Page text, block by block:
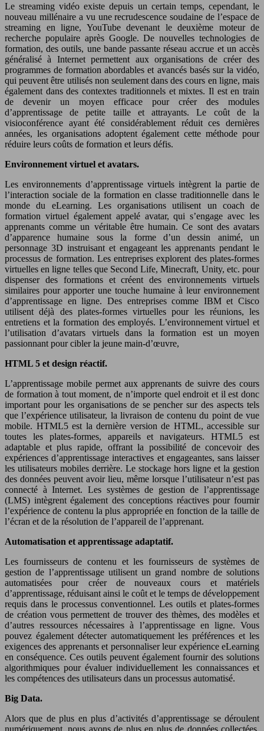
Le streaming vidéo existe depuis un certain temps, cependant, le
nouveau millénaire a vu une recrudescence soudaine de l’espace de
streaming en ligne, YouTube devenant le deuxième moteur de
recherche populaire après Google. De nouvelles technologies de
formation, des outils, une bande passante réseau accrue et un accès
généralisé à Internet permettent aux organisations de créer des
programmes de formation abordables et avancés basés sur la vidéo,
qui peuvent être utilisés non seulement dans des cours en ligne, mais
également dans des contextes traditionnels et mixtes. Il est en train
de devenir un moyen efficace pour créer des modules
d’apprentissage de petite taille et attrayants. Le coût de la
visioconférence ayant été considérablement réduit ces dernières
années, les organisations adoptent également cette méthode pour
réduire leurs coûts de formation et leurs défis.
Environnement virtuel et avatars.
Les environnements d’apprentissage virtuels intègrent la partie de
l’interaction sociale de la formation en classe traditionnelle dans le
monde du eLearning. Les organisations utilisent un coach de
formation virtuel également appelé avatar, qui s’engage avec les
apprenants comme un véritable être humain. Ce sont des avatars
d’apparence humaine sous la forme d’un dessin animé, un
personnage 3D instruisant et engageant les apprenants pendant le
processus de formation. Les entreprises explorent des plates-formes
virtuelles en ligne telles que Second Life, Minecraft, Unity, etc. pour
dispenser des formations et créent des environnements virtuels
similaires pour apporter une touche humaine à leur environnement
d’apprentissage en ligne. Des entreprises comme IBM et Cisco
utilisent déjà des plates-formes virtuelles pour les réunions, les
entretiens et la formation des employés. L’environnement virtuel et
l’utilisation d’avatars virtuels dans la formation est un moyen
passionnant pour cibler la jeune main-d’œuvre,
HTML 5 et design réactif.
L’apprentissage mobile permet aux apprenants de suivre des cours
de formation à tout moment, de n’importe quel endroit et il est donc
important pour les organisations de se pencher sur des aspects tels
que l’expérience utilisateur, la livraison de contenu du point de vue
mobile. HTML5 est la dernière version de HTML, accessible sur
toutes les plates-formes, appareils et navigateurs. HTML5 est
adaptable et plus rapide, offrant la possibilité de concevoir des
expériences d’apprentissage interactives et engageantes, sans laisser
les utilisateurs mobiles derrière. Le stockage hors ligne et la gestion
des données peuvent avoir lieu, même lorsque l’utilisateur n’est pas
connecté à Internet. Les systèmes de gestion de l’apprentissage
(LMS) intègrent également des conceptions réactives pour fournir
l’expérience de contenu la plus appropriée en fonction de la taille de
l’écran et de la résolution de l’appareil de l’apprenant.
Automatisation et apprentissage adaptatif.
Les fournisseurs de contenu et les fournisseurs de systèmes de
gestion de l’apprentissage utilisent un grand nombre de solutions
automatisées pour créer de nouveaux cours et matériels
d’apprentissage, réduisant ainsi le coût et le temps de développement
requis dans le processus conventionnel. Les outils et plates-formes
de création vous permettent de trouver des thèmes, des modèles et
d’autres ressources nécessaires à l’apprentissage en ligne. Vous
pouvez également détecter automatiquement les préférences et les
exigences des apprenants et personnaliser leur expérience eLearning
en conséquence. Ces outils peuvent également fournir des solutions
algorithmiques pour évaluer individuellement les connaissances et
les compétences des utilisateurs dans un processus automatisé.
Big Data.
Alors que de plus en plus d’activités d’apprentissage se déroulent
numériquement, nous avons de plus en plus de données collectées,